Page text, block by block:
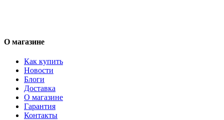
О магазине
Как купить
Новости
Блоги
Доставка
О магазине
Гарантия
Контакты